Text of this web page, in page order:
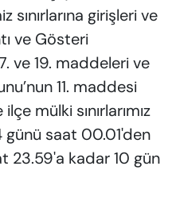
sınırlarına girişleri ve
ve Gösteri
ve 19. maddeleri ve
11. maddesi
mülki sınırlarımız
günü saat 00.01'den
23.59'a kadar 10 gün